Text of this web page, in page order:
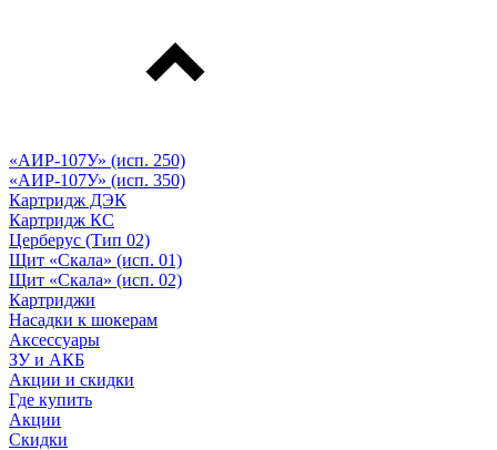
«АИР-107У» (исп. 250)
«АИР-107У» (исп. 350)
Картридж ДЭК
Картридж КС
Церберус (Тип 02)
Щит «Скала» (исп. 01)
Щит «Скала» (исп. 02)
Картриджи
Насадки к шокерам
Аксессуары
ЗУ и АКБ
Акции и скидки
Где купить
Акции
Скидки